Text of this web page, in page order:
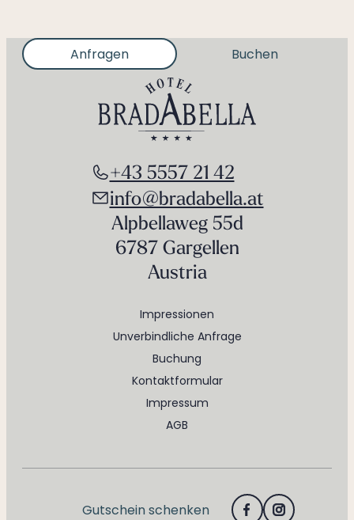
Anfragen Buchen
Impressionen
Unverbindliche Anfrage
Buchung
Kontaktformular
Impressum
AGB
+43 5557 21 42
info@bradabella.at
Alpbellaweg 55d
6787 Gargellen
Austria
Gutschein schenken